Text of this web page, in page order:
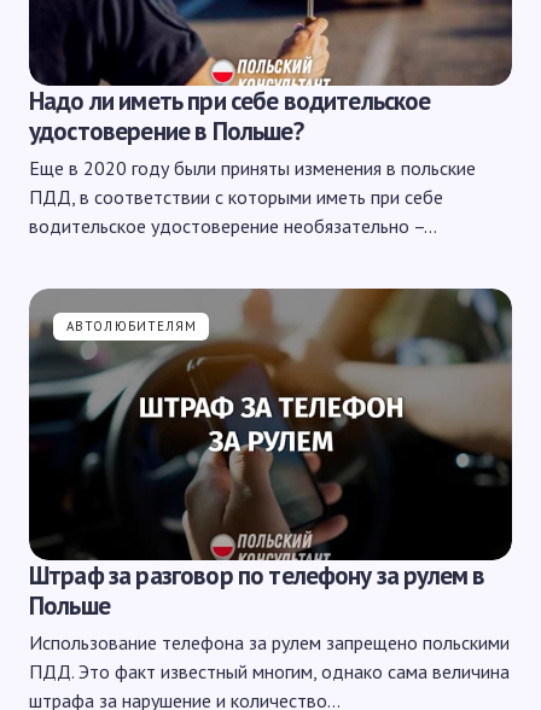
Надо ли иметь при себе водительское
удостоверение в Польше?
Еще в 2020 году были приняты изменения в польские
ПДД, в соответствии с которыми иметь при себе
водительское удостоверение необязательно –…
АВТОЛЮБИТЕЛЯМ
Штраф за разговор по телефону за рулем в
Польше
Использование телефона за рулем запрещено польскими
ПДД. Это факт известный многим, однако сама величина
штрафа за нарушение и количество…